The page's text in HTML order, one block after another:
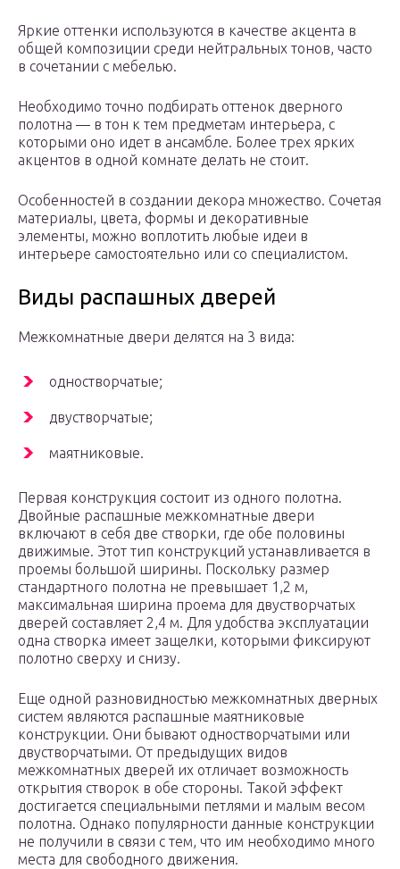
Яркие оттенки используются в качестве акцента в
общей композиции среди нейтральных тонов, часто
в сочетании с мебелью.
Необходимо точно подбирать оттенок дверного
полотна — в тон к тем предметам интерьера, с
которыми оно идет в ансамбле. Более трех ярких
акцентов в одной комнате делать не стоит.
Особенностей в создании декора множество. Сочетая
материалы, цвета, формы и декоративные
элементы, можно воплотить любые идеи в
интерьере самостоятельно или со специалистом.
Виды распашных дверей
Межкомнатные двери делятся на 3 вида:
одностворчатые;
двустворчатые;
маятниковые.
Первая конструкция состоит из одного полотна.
Двойные распашные межкомнатные двери
включают в себя две створки, где обе половины
движимые. Этот тип конструкций устанавливается в
проемы большой ширины. Поскольку размер
стандартного полотна не превышает 1,2 м,
максимальная ширина проема для двустворчатых
дверей составляет 2,4 м. Для удобства эксплуатации
одна створка имеет защелки, которыми фиксируют
полотно сверху и снизу.
Еще одной разновидностью межкомнатных дверных
систем являются распашные маятниковые
конструкции. Они бывают одностворчатыми или
двустворчатыми. От предыдущих видов
межкомнатных дверей их отличает возможность
открытия створок в обе стороны. Такой эффект
достигается специальными петлями и малым весом
полотна. Однако популярности данные конструкции
не получили в связи с тем, что им необходимо много
места для свободного движения.